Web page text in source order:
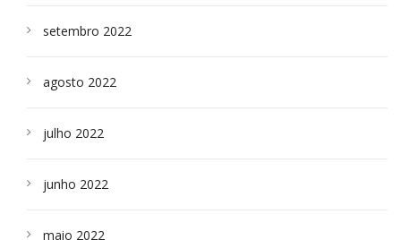
setembro 2022
agosto 2022
julho 2022
junho 2022
maio 2022